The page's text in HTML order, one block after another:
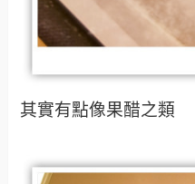
其實有點像果醋之類